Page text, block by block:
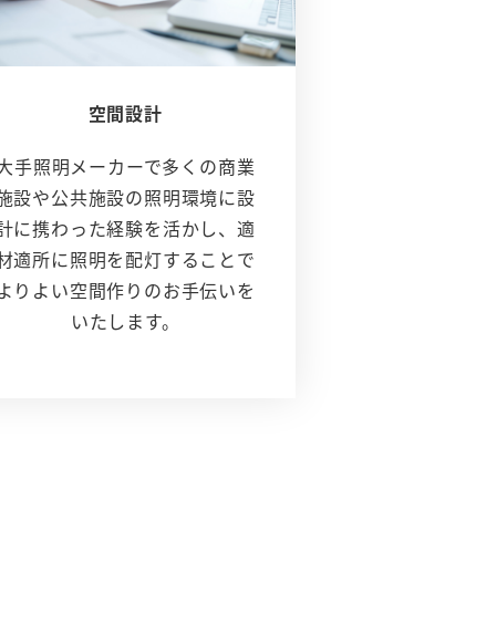
空間設計
手照明メーカーで多くの商業
設や公共施設の照明環境に設
に携わった経験を活かし、適
適所に照明を配灯することで
りよい空間作りのお手伝いを
いたします。